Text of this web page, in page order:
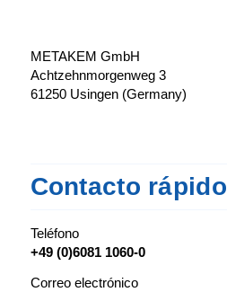
METAKEM GmbH
Achtzehnmorgenweg 3
61250 Usingen (Germany)
Contacto rápido
Teléfono
+49 (0)6081 1060-0
Correo electrónico